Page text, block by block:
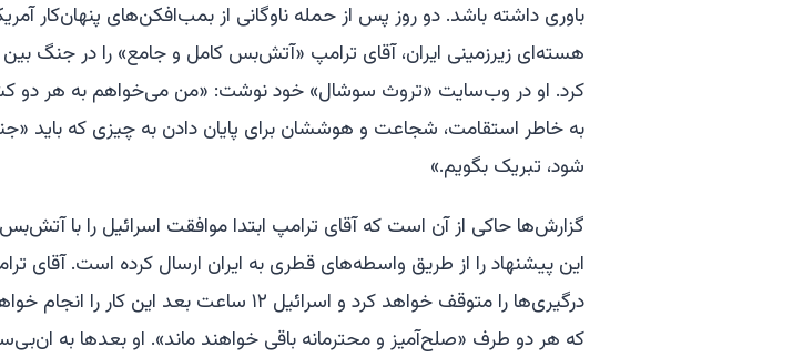
باوری داشته باشد. دو روز پس از حمله ناوگانی از بمب‌افکن‌های پنهان‌کار
هسته‌ای زیرزمینی ایران، آقای ترامپ «آتش‌بس کامل و جامع» را در جنگ بین
کرد. او در وب‌سایت «تروث سوشال» خود نوشت: «من می‌خواهم به هر دو
شود، تبریک بگویم.»
گزارش‌ها حاکی از آن است که آقای ترامپ ابتدا موافقت اسرائیل را با
این پیشنهاد را از طریق واسطه‌های قطری به ایران ارسال کرده است. آقای
درگیری‌ها را متوقف خواهد کرد و اسرائیل ۱۲ ساعت بعد این
که هر دو طرف «صلح‌آمیز و محترمانه باقی خواهند ماند». او بعدها به